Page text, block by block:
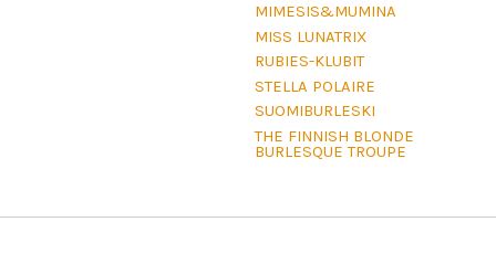
MIMESIS&MUMINA
MISS LUNATRIX
RUBIES-KLUBIT
STELLA POLAIRE
SUOMIBURLESKI
THE FINNISH BLONDE
BURLESQUE TROUPE